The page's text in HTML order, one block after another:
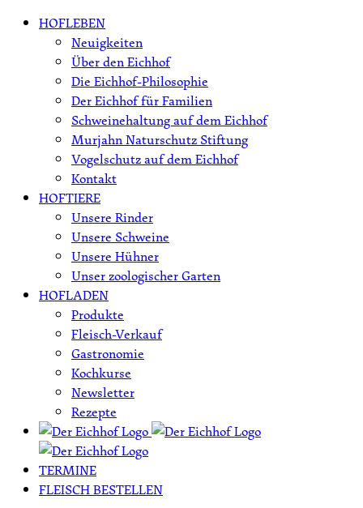
Skip HOFLEBEN
Neuigkeiten
Über den Eichhof
Die Eichhof-Philosophie
Der Eichhof für Familien
Schweinehaltung auf dem Eichhof
Murjahn Naturschutz Stiftung
Vogelschutz auf dem Eichhof
Kontakt
HOFTIERE
Unsere Rinder
Unsere Schweine
Unsere Hühner
Unser zoologischer Garten
HOFLADEN
Produkte
Fleisch-Verkauf
Gastronomie
Kochkurse
Newsletter
Rezepte
TERMINE
FLEISCH BESTELLEN